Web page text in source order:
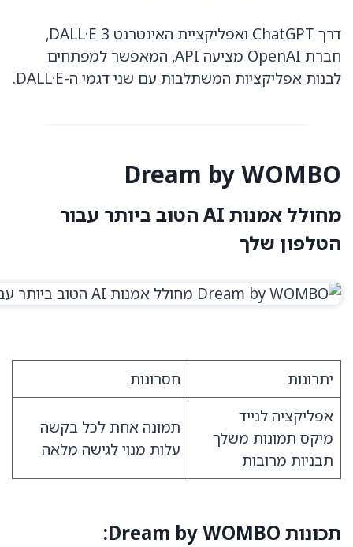
דרך ChatGPT ואפליקציית האינטרנט DALL·E 3,
חברת OpenAI מציעה API, המאפשר למפתחים
לבנות אפליקציות המשתלבות עם שני דגמי ה-DALL·E.
Dream by WOMBO
מחולל אמנות AI הטוב ביותר עבור
הטלפון שלך
יתרונות
חסרונות
אפליקציה לנייד
מיקס תמונות משלך
תבניות מרובות
תמונה אחת לכל בקשה
עלות מנוי לגישה מלאה
תכונות Dream by WOMBO: